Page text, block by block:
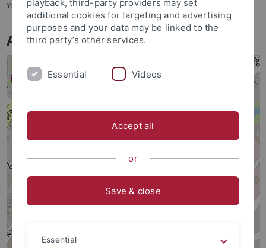
You are here: Startseite ... Anfahrt
Anfahrt
playback, third-party providers may set
additional cookies for targeting and advertising
purposes and your data may be linked to the
third party’s other services.
Essential Videos
Accept all
or
Save & close
Essential